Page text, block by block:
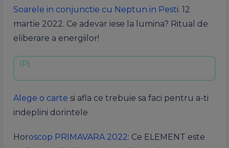
Soarele in conjunctie cu Neptun in Pesti. 12
martie 2022. Ce adevar iese la lumina? Ritual de
eliberare a energiilor!
Alege o carte si afla ce trebuie sa faci pentru a-ti
indeplini dorintele
Horoscop PRIMAVARA 2022: Ce ELEMENT este